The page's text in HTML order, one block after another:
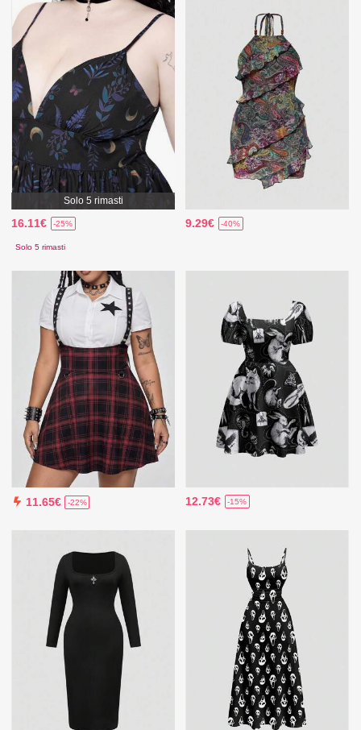
Solo 5 rimasti
16.11€ -25%
Solo 5 rimasti
9.29€ -40%
11.65€ -22% 12.73€ -15%